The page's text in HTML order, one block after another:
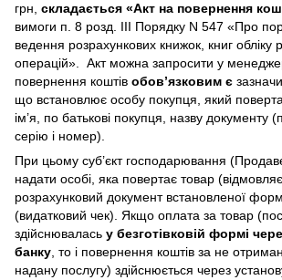
грн, складається «Акт на повернення
вимоги п. 8 розд. III Порядку N 547 «Про
ведення розрахункових книжок, книг обліку
операцій». Акт можна запросити у
повернення коштів обов’язковим є
що встановлює особу покупця, який
ім’я, по батькові покупця, назву документу
серію і номер).
При цьому суб’єкт господарювання
надати особі, яка повертає товар
розрахунковий документ встановленої
(видатковий чек). Якщо оплата за товар
здійснювалась у безготівковій формі
банку, то і повернення коштів за не
надану послугу) здійснюється через